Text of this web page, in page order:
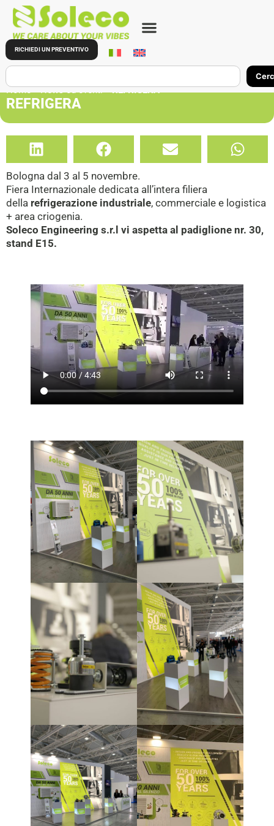
RICHIEDI UN PREVENTIVO
Home»News ed eventi»REFRIGERA
REFRIGERA
Bologna dal 3 al 5 novembre.
Fiera Internazionale dedicata all’intera filiera
della refrigerazione industriale, commerciale e logistica
+ area criogenia.
Soleco Engineering s.r.l vi aspetta al padiglione nr. 30,
stand E15.